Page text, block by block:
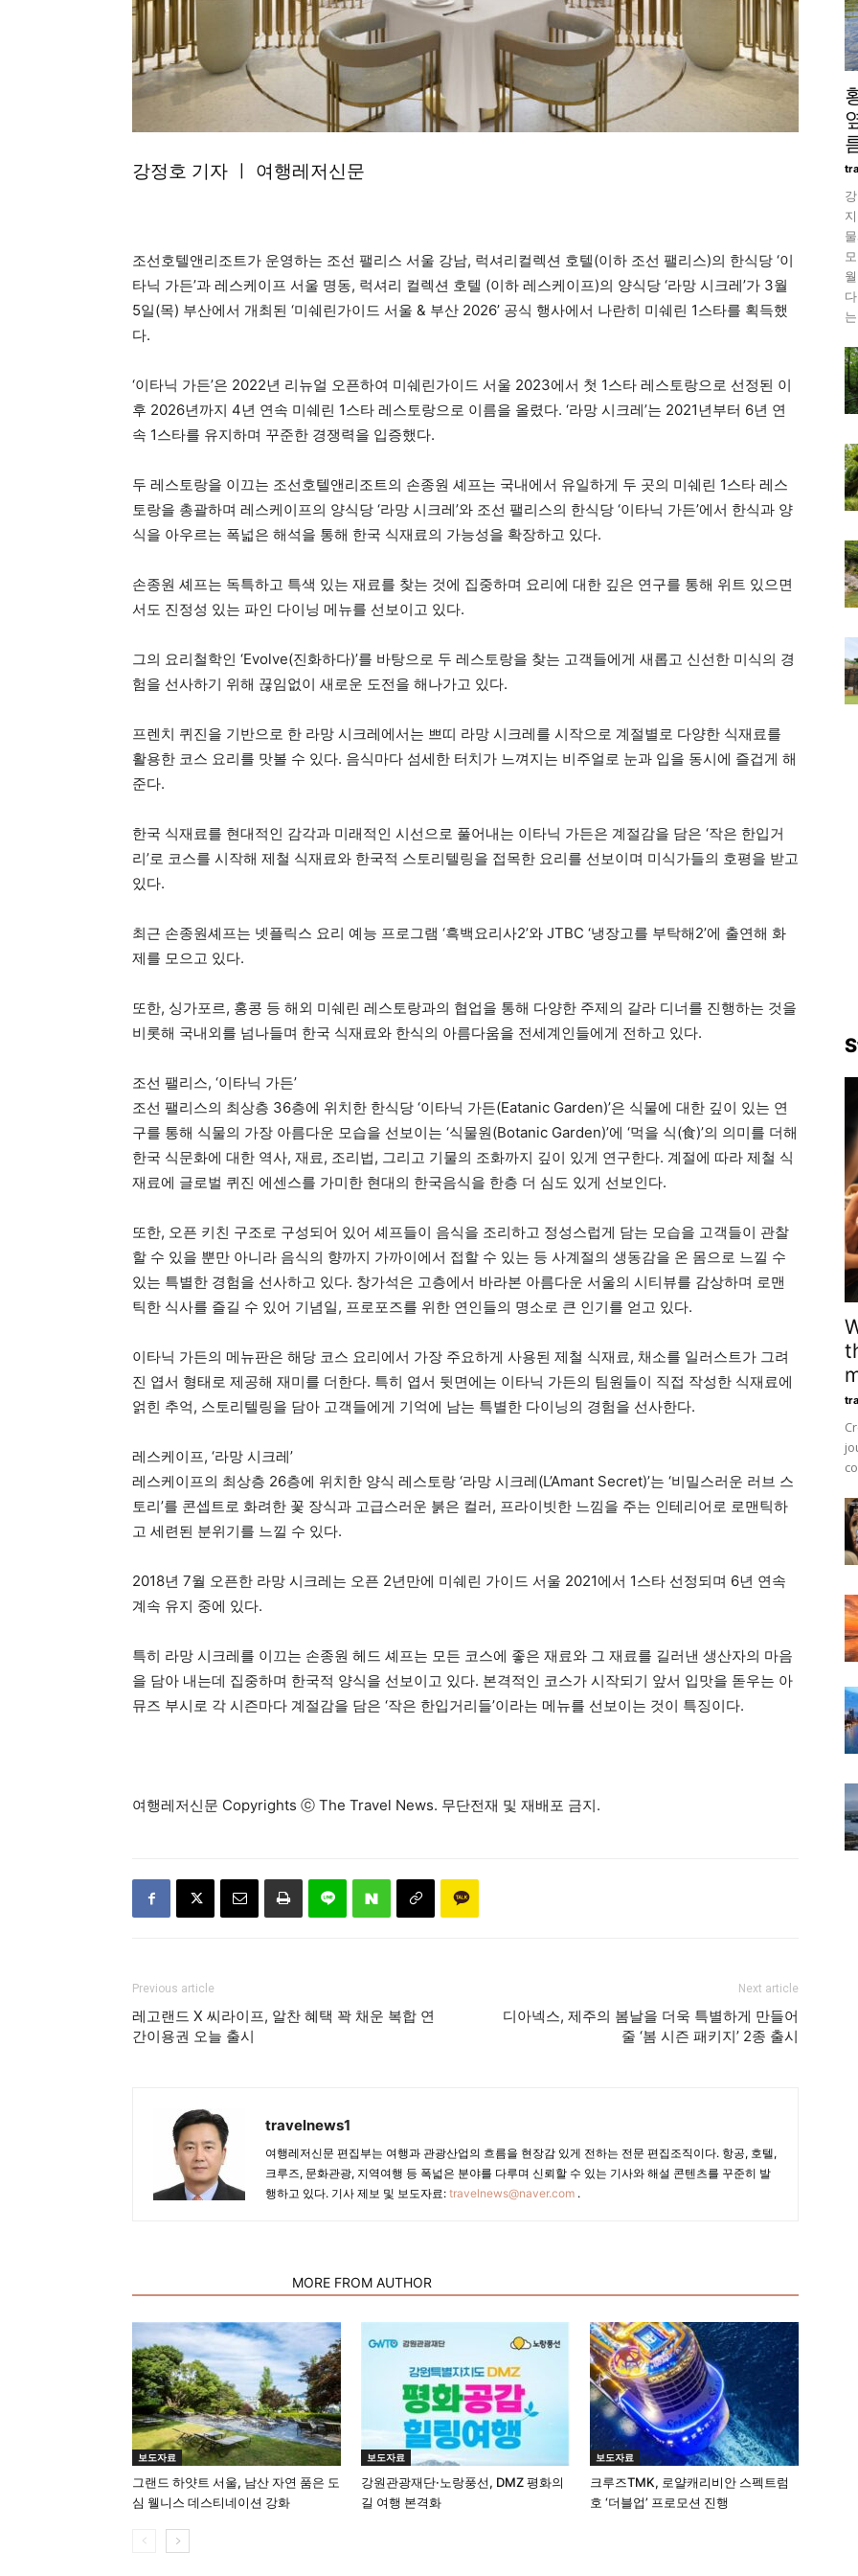
강정호 기자 ㅣ 여행레저신문
조선호텔앤리조트가 운영하는 조선 팰리스 서울 강남, 럭셔리컬렉션 호텔(이하 조선 팰리스)의 한식당 ‘이
타닉 가든’과 레스케이프 서울 명동, 럭셔리 컬렉션 호텔 (이하 레스케이프)의 양식당 ‘라망 시크레’가 3월
5일(목) 부산에서 개최된 ‘미쉐린가이드 서울 & 부산 2026’ 공식 행사에서 나란히 미쉐린 1스타를 획득했
다.
‘이타닉 가든’은 2022년 리뉴얼 오픈하여 미쉐린가이드 서울 2023에서 첫 1스타 레스토랑으로 선정된 이
후 2026년까지 4년 연속 미쉐린 1스타 레스토랑으로 이름을 올렸다. ‘라망 시크레’는 2021년부터 6년 연
속 1스타를 유지하며 꾸준한 경쟁력을 입증했다.
두 레스토랑을 이끄는 조선호텔앤리조트의 손종원 셰프는 국내에서 유일하게 두 곳의 미쉐린 1스타 레스
토랑을 총괄하며 레스케이프의 양식당 ‘라망 시크레’와 조선 팰리스의 한식당 ‘이타닉 가든’에서 한식과 양
식을 아우르는 폭넓은 해석을 통해 한국 식재료의 가능성을 확장하고 있다.
손종원 셰프는 독특하고 특색 있는 재료를 찾는 것에 집중하며 요리에 대한 깊은 연구를 통해 위트 있으면
서도 진정성 있는 파인 다이닝 메뉴를 선보이고 있다.
그의 요리철학인 ‘Evolve(진화하다)’를 바탕으로 두 레스토랑을 찾는 고객들에게 새롭고 신선한 미식의 경
험을 선사하기 위해 끊임없이 새로운 도전을 해나가고 있다.
프렌치 퀴진을 기반으로 한 라망 시크레에서는 쁘띠 라망 시크레를 시작으로 계절별로 다양한 식재료를
활용한 코스 요리를 맛볼 수 있다. 음식마다 섬세한 터치가 느껴지는 비주얼로 눈과 입을 동시에 즐겁게 해
준다.
한국 식재료를 현대적인 감각과 미래적인 시선으로 풀어내는 이타닉 가든은 계절감을 담은 ‘작은 한입거
리’로 코스를 시작해 제철 식재료와 한국적 스토리텔링을 접목한 요리를 선보이며 미식가들의 호평을 받고
있다.
최근 손종원셰프는 넷플릭스 요리 예능 프로그램 ‘흑백요리사2’와 JTBC ‘냉장고를 부탁해2’에 출연해 화
제를 모으고 있다.
또한, 싱가포르, 홍콩 등 해외 미쉐린 레스토랑과의 협업을 통해 다양한 주제의 갈라 디너를 진행하는 것을
비롯해 국내외를 넘나들며 한국 식재료와 한식의 아름다움을 전세계인들에게 전하고 있다.
조선 팰리스, ‘이타닉 가든’
조선 팰리스의 최상층 36층에 위치한 한식당 ‘이타닉 가든(Eatanic Garden)’은 식물에 대한 깊이 있는 연
구를 통해 식물의 가장 아름다운 모습을 선보이는 ‘식물원(Botanic Garden)’에 ‘먹을 식(食)’의 의미를 더해
한국 식문화에 대한 역사, 재료, 조리법, 그리고 기물의 조화까지 깊이 있게 연구한다. 계절에 따라 제철 식
재료에 글로벌 퀴진 에센스를 가미한 현대의 한국음식을 한층 더 심도 있게 선보인다.
또한, 오픈 키친 구조로 구성되어 있어 셰프들이 음식을 조리하고 정성스럽게 담는 모습을 고객들이 관찰
할 수 있을 뿐만 아니라 음식의 향까지 가까이에서 접할 수 있는 등 사계절의 생동감을 온 몸으로 느낄 수
있는 특별한 경험을 선사하고 있다. 창가석은 고층에서 바라본 아름다운 서울의 시티뷰를 감상하며 로맨
틱한 식사를 즐길 수 있어 기념일, 프로포즈를 위한 연인들의 명소로 큰 인기를 얻고 있다.
이타닉 가든의 메뉴판은 해당 코스 요리에서 가장 주요하게 사용된 제철 식재료, 채소를 일러스트가 그려
진 엽서 형태로 제공해 재미를 더한다. 특히 엽서 뒷면에는 이타닉 가든의 팀원들이 직접 작성한 식재료에
얽힌 추억, 스토리텔링을 담아 고객들에게 기억에 남는 특별한 다이닝의 경험을 선사한다.
레스케이프, ‘라망 시크레’
레스케이프의 최상층 26층에 위치한 양식 레스토랑 ‘라망 시크레(L’Amant Secret)’는 ‘비밀스러운 러브 스
토리’를 콘셉트로 화려한 꽃 장식과 고급스러운 붉은 컬러, 프라이빗한 느낌을 주는 인테리어로 로맨틱하
고 세련된 분위기를 느낄 수 있다.
2018년 7월 오픈한 라망 시크레는 오픈 2년만에 미쉐린 가이드 서울 2021에서 1스타 선정되며 6년 연속
계속 유지 중에 있다.
특히 라망 시크레를 이끄는 손종원 헤드 셰프는 모든 코스에 좋은 재료와 그 재료를 길러낸 생산자의 마음
을 담아 내는데 집중하며 한국적 양식을 선보이고 있다. 본격적인 코스가 시작되기 앞서 입맛을 돋우는 아
뮤즈 부시로 각 시즌마다 계절감을 담은 ‘작은 한입거리들’이라는 메뉴를 선보이는 것이 특징이다.
여행레저신문 Copyrights ⓒ The Travel News. 무단전재 및 재배포 금지.
Previous article
레고랜드 X 씨라이프, 알찬 혜택 꽉 채운 복합 연
간이용권 오늘 출시
Next article
디아넥스, 제주의 봄날을 더욱 특별하게 만들어
줄 ‘봄 시즌 패키지’ 2종 출시
travelnews1
여행레저신문 편집부는 여행과 관광산업의 흐름을 현장감 있게 전하는 전문 편집조직이다. 항공, 호텔,
크루즈, 문화관광, 지역여행 등 폭넓은 분야를 다루며 신뢰할 수 있는 기사와 해설 콘텐츠를 꾸준히 발
행하고 있다. 기사 제보 및 보도자료: travelnews@naver.com .
MORE FROM AUTHOR
보도자료
그랜드 하얏트 서울, 남산 자연 품은 도
심 웰니스 데스티네이션 강화
보도자료
강원관광재단·노랑풍선, DMZ 평화의
길 여행 본격화
보도자료
크루즈TMK, 로얄캐리비안 스펙트럼
호 ‘더블업’ 프로모션 진행